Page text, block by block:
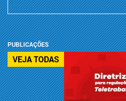
PUBLICAÇÕES
VEJA TODAS